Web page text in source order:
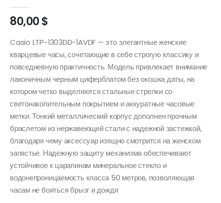
80,00$
Casio LTP-1303DD-1AVDF — это элегантные женские
кварцевые часы, сочетающие в себе строгую классику и
повседневную практичность. Модель привлекает внимание
лаконичным черным циферблатом без окошка даты, на
котором четко выделяются стальные стрелки со
светонакопительным покрытием и аккуратные часовые
метки. Тонкий металлический корпус дополнен прочным
браслетом из нержавеющей стали с надежной застежкой,
благодаря чему аксессуар изящно смотрится на женском
запястье. Надежную защиту механизма обеспечивают
устойчивое к царапинам минеральное стекло и
водонепроницаемость класса 50 метров, позволяющая
часам не бояться брызг и дождя